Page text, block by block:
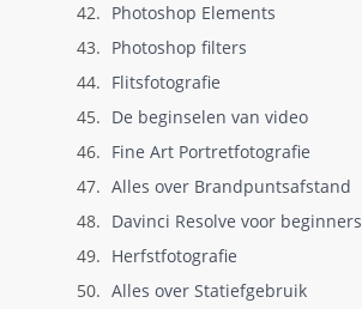
42. Photoshop Elements
43. Photoshop filters
44. Flitsfotografie
45. De beginselen van video
46. Fine Art Portretfotografie
47. Alles over Brandpuntsafstand
48. Davinci Resolve voor beginners
49. Herfstfotografie
50. Alles over Statiefgebruik